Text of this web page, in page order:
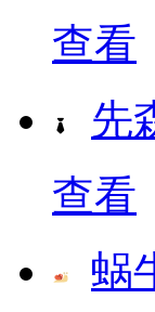
查看
先
查看
蜗